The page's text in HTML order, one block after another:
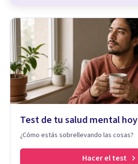
Test de tu salud mental hoy
¿Cómo estás sobrellevando las cosas?
Hacer el test